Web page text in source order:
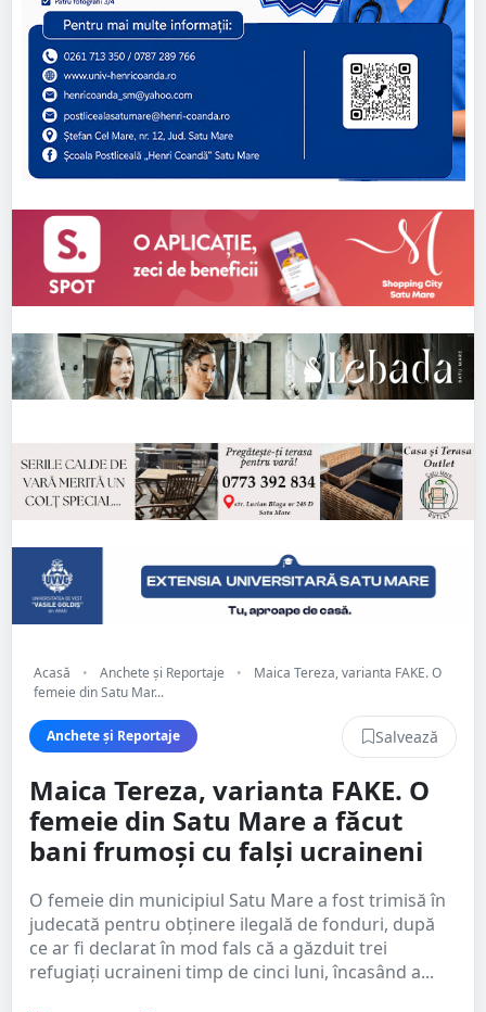
Acasă • Anchete și Reportaje •
Maica Tereza, varianta FAKE. O
femeie din Satu Mar...
Anchete și Reportaje Salvează
Maica Tereza, varianta FAKE. O
femeie din Satu Mare a făcut
bani frumoși cu falși ucraineni
O femeie din municipiul Satu Mare a fost trimisă în
judecată pentru obținere ilegală de fonduri, după
ce ar fi declarat în mod fals că a găzduit trei
refugiați ucraineni timp de cinci luni, încasând a...